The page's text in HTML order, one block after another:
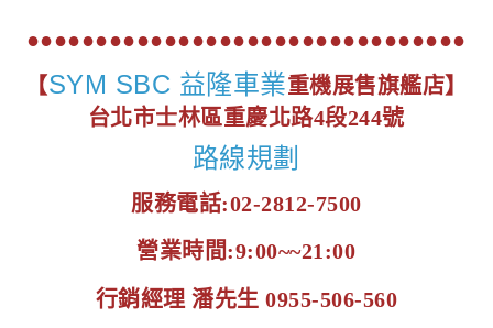
●●●●●●●●●●●●●●●●●●●●●●●●●●●●●●●●
【SYM SBC 益隆車業重機展售旗艦店】
台北市士林區重慶北路4段244號
路線規劃
服務電話:02-2812-7500
營業時間:9:00~~21:00
行銷經理 潘先生 0955-506-560